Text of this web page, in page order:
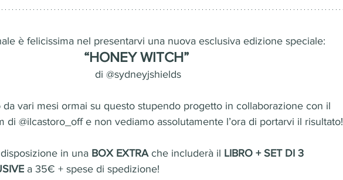
è felicissima nel presentarvi una nuova esclusiva edizione speciale:
“HONEY WITCH”
di @sydneyjshields
da vari mesi ormai su questo stupendo progetto in collaborazione con il
di @ilcastoro_off e non vediamo assolutamente l’ora di portarvi il risultato!
in una BOX EXTRA che includerà il LIBRO + SET DI 3
a 35€ + spese di spedizione!